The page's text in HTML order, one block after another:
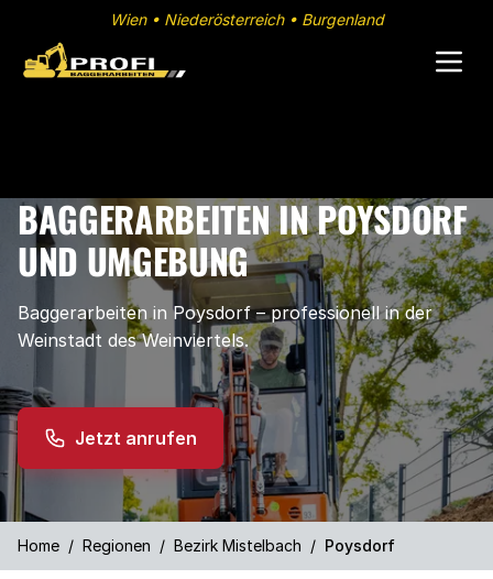
Wien • Niederösterreich • Burgenland
BAGGERARBEITEN IN POYSDORF
UND UMGEBUNG
Baggerarbeiten in Poysdorf – professionell in der
Weinstadt des Weinviertels.
Jetzt anrufen
Home / Regionen / Bezirk Mistelbach / Poysdorf